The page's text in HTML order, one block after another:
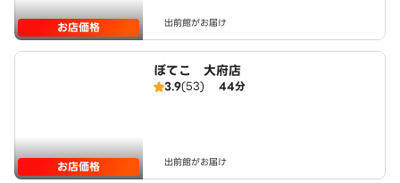
お店価格 出前館がお届け
お店価格
ぼてこ 大府店
3.9(53) 44分
出前館がお届け